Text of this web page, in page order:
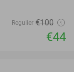
Regulier €100
€44